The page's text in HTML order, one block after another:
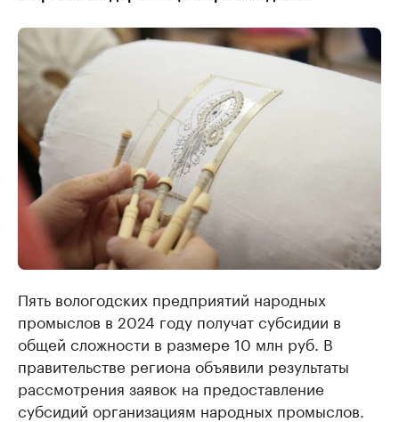
Пять вологодских предприятий народных
промыслов в 2024 году получат субсидии в
общей сложности в размере 10 млн руб. В
правительстве региона объявили результаты
рассмотрения заявок на предоставление
субсидий организациям народных промыслов.